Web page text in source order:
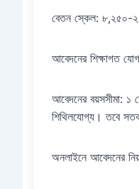
বেতন স্কেল: ৮,২৫০-
আবেদনের শিক্ষাগত
আবেদনের বয়সসীমা: ১
শিথিলযোগ্য। তবে
অনলাইনে আবেদনের